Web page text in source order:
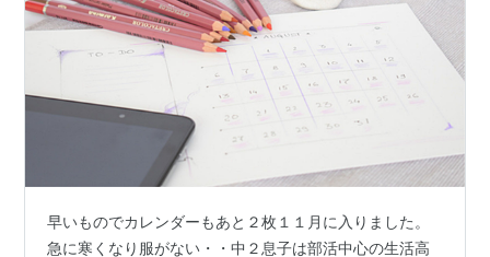
早いものでカレンダーもあと２枚１１月に入りました。
急に寒くなり服がない・・中２息子は部活中心の生活高